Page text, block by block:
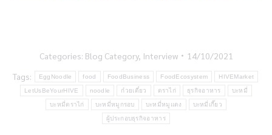
Categories: Blog Category, Interview
14/10/2021
Tags:
EggNoodle food FoodBusiness FoodEcosystem HIVEMarket
LetUsBeYourHIVE noodle ก๋วยเตี๋ยว ตราไก่ ธุรกิจอาหาร บะหมี่
บะหมี่ตราไก่ บะหมี่หมูกรอบ บะหมี่หมูแดง บะหมี่เกี๊ยว
ผู้ประกอบธุรกิจอาหาร